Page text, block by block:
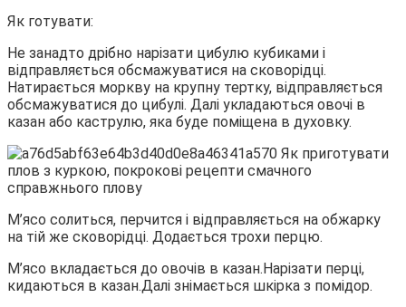
Як готувати:
Не занадто дрібно нарізати цибулю кубиками і
відправляється обсмажуватися на сковорідці.
Натирається моркву на крупну тертку, відправляється
обсмажуватися до цибулі. Далі укладаються овочі в
казан або каструлю, яка буде поміщена в духовку.
М’ясо солиться, перчится і відправляється на обжарку
на тій же сковорідці. Додається трохи перцю.
М’ясо вкладається до овочів в казан.Нарізати перці,
кидаються в казан.Далі знімається шкірка з помідор.